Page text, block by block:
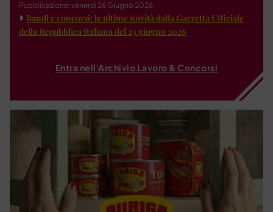
Pubblicazione: venerdì 26 Giugno 2026
Bandi e concorsi: le ultime novità dalla Gazzetta Ufficiale
della Repubblica Italiana del 23 giugno 2026
Entra nell'Archivio Lavoro & Concorsi